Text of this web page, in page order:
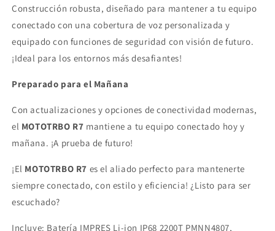
Construcción robusta, diseñado para mantener a tu equipo
conectado con una cobertura de voz personalizada y
equipado con funciones de seguridad con visión de futuro.
¡Ideal para los entornos más desafiantes!
Preparado para el Mañana
Con actualizaciones y opciones de conectividad modernas,
el MOTOTRBO R7 mantiene a tu equipo conectado hoy y
mañana. ¡A prueba de futuro!
¡El MOTOTRBO R7 es el aliado perfecto para mantenerte
siempre conectado, con estilo y eficiencia! ¿Listo para ser
escuchado?
Incluye: Batería IMPRES Li-ion IP68 2200T PMNN4807,